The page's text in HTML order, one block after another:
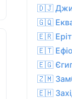
🇩🇯
🇬🇶
🇪🇷
🇪🇹
🇪🇬
🇿🇲
🇪🇭